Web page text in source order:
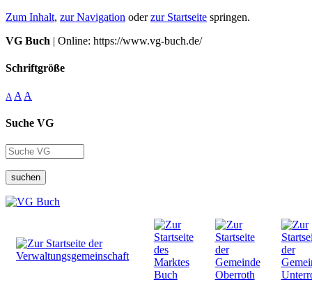
Zum Inhalt, zur Navigation oderzur Startseite springen.
VG Buch | Online: https://www.vg-buch.de/
Schriftgröße
A A A
Suche VG
suchen